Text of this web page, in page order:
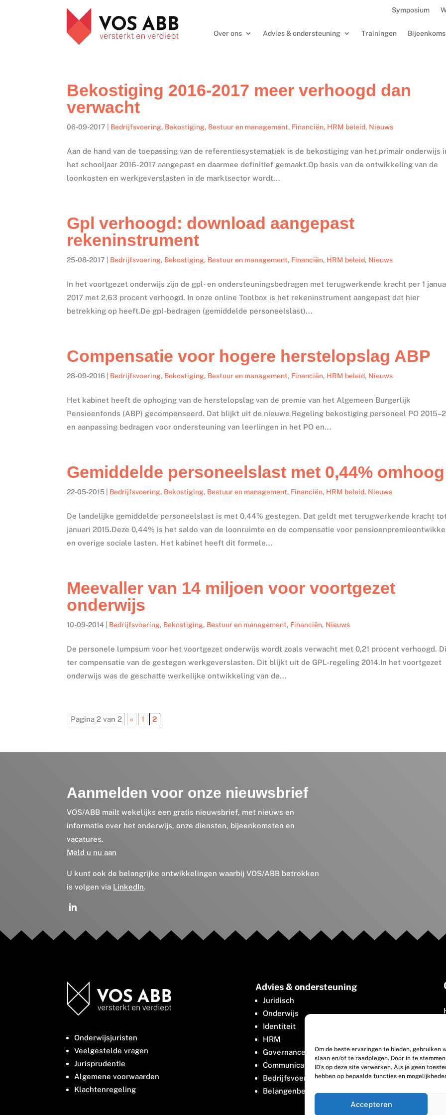
Om de beste ervaringen te bieden,
slaan en/of te raadplegen. Door in te
ID's op deze site verwerken. Als je geen
hebben op bepaalde functies en
Accepteren
Symposium
Over ons Advies & ondersteuning Trainingen
Bekostiging 2016-2017 meer verhoogd dan
verwacht
06-09-2017 Bedrijfsvoering, Bekostiging, Bestuur en management, Financiën, HRM beleid, Nieuws
Aan de hand van de toepassing van de referentiesystematiek is de bekostiging van het primair onderwijs
het schooljaar 2016-2017 aangepast en daarmee definitief gemaakt.Op basis van de ontwikkeling van de
loonkosten en werkgeverslasten in de marktsector wordt...
Gpl verhoogd: download aangepast
rekeninstrument
25-08-2017 Bedrijfsvoering, Bekostiging, Bestuur en management, Financiën, HRM beleid, Nieuws
In het voortgezet onderwijs zijn de gpl- en ondersteuningsbedragen met terugwerkende kracht per 1
2017 met 2,63 procent verhoogd. In onze online Toolbox is het rekeninstrument aangepast dat hier
betrekking op heeft.De gpl-bedragen (gemiddelde personeelslast)...
Compensatie voor hogere herstelopslag ABP
28-09-2016 Bedrijfsvoering, Bekostiging, Bestuur en management, Financiën, HRM beleid, Nieuws
Het kabinet heeft de ophoging van de herstelopslag van de premie van het Algemeen Burgerlijk
Pensioenfonds (ABP) gecompenseerd. Dat blijkt uit de nieuwe Regeling bekostiging personeel PO
en aanpassing bedragen voor ondersteuning van leerlingen in het PO en...
Gemiddelde personeelslast met 0,44% omhoog
22-05-2015 Bedrijfsvoering, Bekostiging, Bestuur en management, Financiën, HRM beleid, Nieuws
De landelijke gemiddelde personeelslast is met 0,44% gestegen. Dat geldt met terugwerkende kracht
januari 2015.Deze 0,44% is het saldo van de loonruimte en de compensatie voor
en overige sociale lasten. Het kabinet heeft dit formele...
Meevaller van 14 miljoen voor voortgezet
onderwijs
10-09-2014 Bedrijfsvoering, Bekostiging, Bestuur en management, Financiën, Nieuws
De personele lumpsum voor het voortgezet onderwijs wordt zoals verwacht met 0,21 procent verhoogd.
ter compensatie van de gestegen werkgeverslasten. Dit blijkt uit de GPL-regeling 2014.In het voortgezet
onderwijs was de geschatte werkelijke ontwikkeling van de...
Pagina 2 van 2 « 1 2
Aanmelden voor onze nieuwsbrief
VOS/ABB mailt wekelijks een gratis nieuwsbrief, met nieuws en
informatie over het onderwijs, onze diensten, bijeenkomsten en
vacatures.
Meld u nu aan
U kunt ook de belangrijke ontwikkelingen waarbij VOS/ABB betrokken
is volgen via LinkedIn.
Onderwijsjuristen
Veelgestelde vragen
Jurisprudentie
Algemene voorwaarden
Klachtenregeling
Advies & ondersteuning
Juridisch
Onderwijs
Identiteit
HRM
Governance
Communicatie
Bedrijfsvoering
Belangenbehartiging